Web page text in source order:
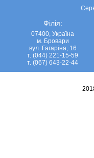
Філія:
07400, Україна
м. Бровари
вул. Гагаріна, 16
т. (044) 221-15-59
т. (067) 643-22-44